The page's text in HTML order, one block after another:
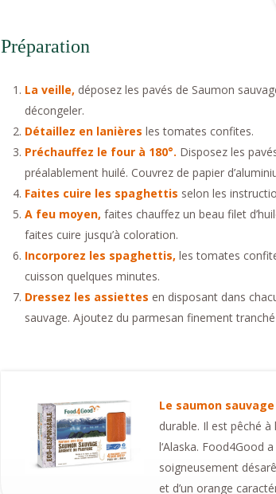
Préparation
La veille, déposez les pavés de Saumon
décongeler.
Détaillez en lanières les tomates confites.
Préchauffez le four à 180°. Disposez les
préalablement huilé. Couvrez de papier
Faites cuire les spaghettis selon les
A feu moyen, faites chauffez un beau filet
faites cuire jusqu’à coloration.
Incorporez les spaghettis, les tomates
cuisson quelques minutes.
Dressez les assiettes en disposant dans
sauvage. Ajoutez du parmesan finement
Le saumon
durable. Il est pêché
l‘Alaska. Food4Good
soigneusement
et d’un orange